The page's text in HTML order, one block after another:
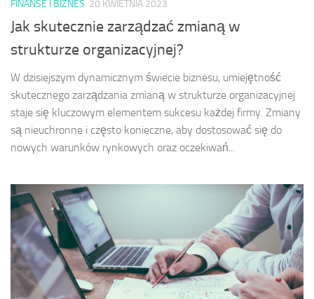
FINANSE I BIZNES 20 KWIETNIA 2023
Jak skutecznie zarządzać zmianą w
strukturze organizacyjnej?
W dzisiejszym dynamicznym świecie biznesu, umiejętność
skutecznego zarządzania zmianą w strukturze organizacyjnej
staje się kluczowym elementem sukcesu każdej firmy. Zmiany
są nieuchronne i często konieczne, aby dostosować się do
nowych warunków rynkowych oraz oczekiwań...